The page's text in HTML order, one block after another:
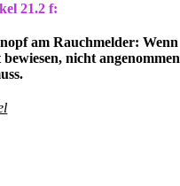
21.2 f:
am Rauchmelder: Wenn
nicht angenommen